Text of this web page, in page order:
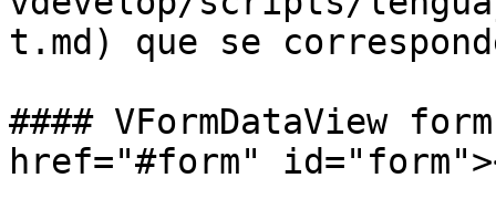
t.md) que se
#### VFormDataView
href="#form"